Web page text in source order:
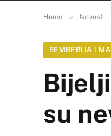
Home » Novosti
SEMBERIJA I
su